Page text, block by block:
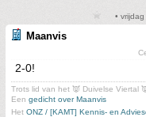
•
Maanvis
2-0!
Trots lid van het 👿 Duivelse Viertal
Een gedicht over Maanvis
Het ONZ / [KAMT] Kennis- en